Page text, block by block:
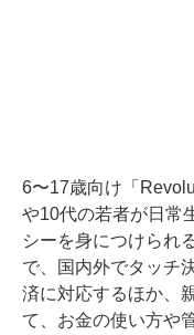
6〜17歳向け「
や10代の若者が日常
シーを身につけられ
で、国内外でタッチ
済に対応するほか、
て、お金の使い方や